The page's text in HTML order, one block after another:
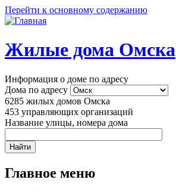
Перейти к основному содержанию
Жилые дома Омска
Информация о доме по адресу
Дома по адресу
6285 жилых домов Омска
453 управляющих организаций
Название улицы, номера дома
Главное меню